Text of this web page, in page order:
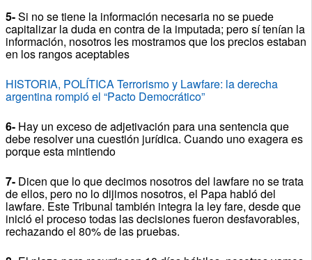
5-Si no se tiene la información necesaria no se puede
capitalizar la duda en contra de la imputada; pero sí tenían la
información, nosotros les mostramos que los precios estaban
en los rangos aceptables
HISTORIA, POLÍTICA Terrorismo y Lawfare: la derecha
argentina rompió el “Pacto Democrático”
6-Hay un exceso de adjetivación para una sentencia que
debe resolver una cuestión jurídica. Cuando uno exagera es
porque esta mintiendo
7-Dicen que lo que decimos nosotros del lawfare no se trata
de ellos, pero no lo dijimos nosotros, el Papa habló del
lawfare. Este Tribunal también integra la ley fare, desde que
inició el proceso todas las decisiones fueron desfavorables,
rechazando el 80% de las pruebas.